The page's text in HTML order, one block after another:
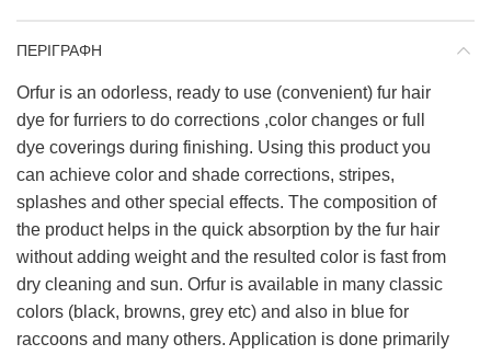
ΠΕΡΙΓΡΑΦΗ
Orfur is an odorless, ready to use (convenient) fur hair
dye for furriers to do corrections ,color changes or full
dye coverings during finishing. Using this product you
can achieve color and shade corrections, stripes,
splashes and other special effects. The composition of
the product helps in the quick absorption by the fur hair
without adding weight and the resulted color is fast from
dry cleaning and sun. Orfur is available in many classic
colors (black, browns, grey etc) and also in blue for
raccoons and many others. Application is done primarily